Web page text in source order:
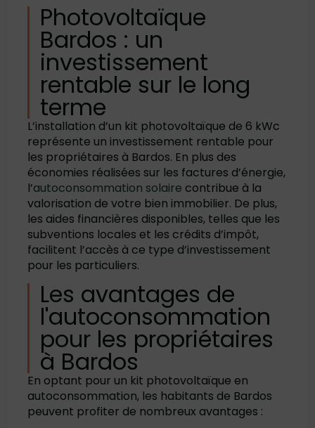
Photovoltaïque
Bardos : un
investissement
rentable sur le long
terme
L’installation d’un kit photovoltaïque de 6 kWc
représente un investissement rentable pour
les propriétaires à Bardos. En plus des
économies réalisées sur les factures d’énergie,
l’autoconsommation solaire contribue à la
valorisation de votre bien immobilier. De plus,
les aides financières disponibles, telles que les
subventions locales et les crédits d’impôt,
facilitent l’accès à ce type d’investissement
pour les particuliers.
Les avantages de
l'autoconsommation
pour les propriétaires
à Bardos
En optant pour un kit photovoltaïque en
autoconsommation, les habitants de Bardos
peuvent profiter de nombreux avantages :